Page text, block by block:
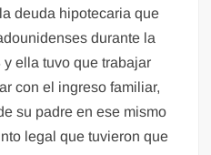
deuda hipotecaria que
durante la
ella tuvo que trabajar
con el ingreso familiar,
su padre en ese mismo
legal que tuvieron que